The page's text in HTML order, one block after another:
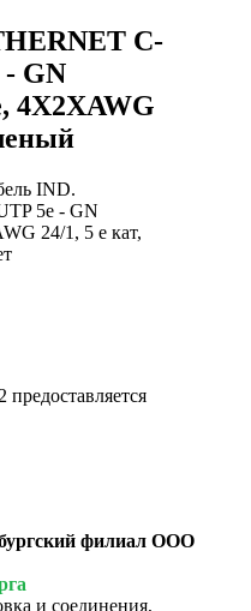
C-
- GN
4X2XAWG
IND.
5e - GN
24/1, 5 e кат,
филиал ООО
и соединения,